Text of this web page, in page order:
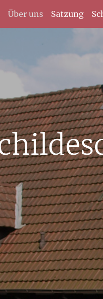
Über uns Satzung